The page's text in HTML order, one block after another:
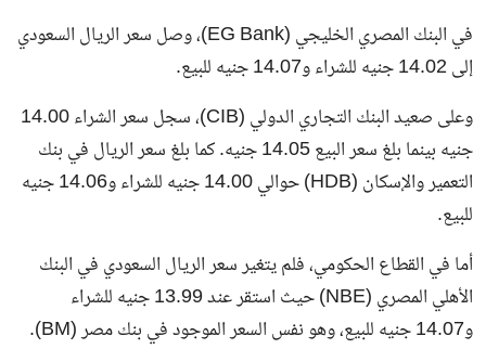
في البنك المصري الخليجي (EG Bank)، وصل سعر الريال السعودي
إلى 14.02 جنيه للشراء و14.07 جنيه للبيع.
وعلى صعيد البنك التجاري الدولي (CIB)، سجل سعر الشراء 14.00
جنيه بينما بلغ سعر البيع 14.05 جنيه. كما بلغ سعر الريال في بنك
التعمير والإسكان (HDB) حوالي 14.00 جنيه للشراء و14.06 جنيه
للبيع.
أما في القطاع الحكومي، فلم يتغير سعر الريال السعودي في البنك
الأهلي المصري (NBE) حيث استقر عند 13.99 جنيه للشراء
و14.07 جنيه للبيع، وهو نفس السعر الموجود في بنك مصر (BM).